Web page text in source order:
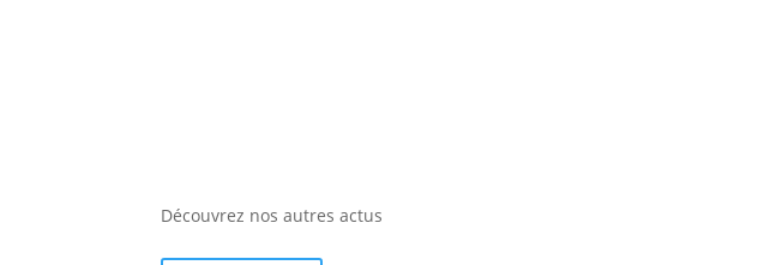
Découvrez nos autres actus